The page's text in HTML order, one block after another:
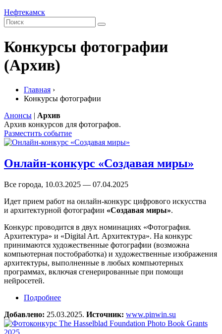
Нефтекамск
Конкурсы фотографии
(Архив)
Главная ›
Конкурсы фотографии
Анонсы | Архив
Архив конкурсов для фотографов.
Разместить событие
Онлайн-конкурс «Создавая миры»
Все города, 10.03.2025 — 07.04.2025
Идет прием работ на онлайн-конкурс цифрового искусства
и архитектурной фотографии «Создавая миры».
Конкурс проводится в двух номинациях «Фотография.
Архитектура» и «Digital Art. Архитектура». На конкурс
принимаются художественные фотографии (возможна
компьютерная постобработка) и художественные изображения
архитектуры, выполненные в любых компьютерных
программах, включая сгенерированные при помощи
нейросетей.
Подробнее
Добавлено: 25.03.2025. Источник: www.pinwin.su